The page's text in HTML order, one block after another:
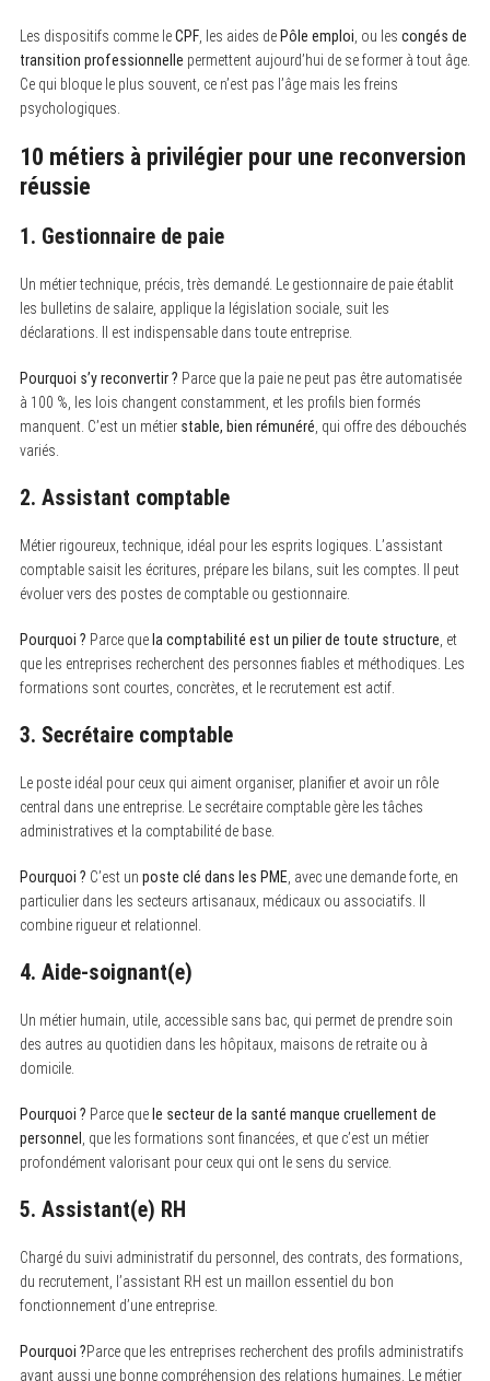
Les dispositifs comme leCPF, les aides dePôle emploi , ou les congés de
transition professionnelle permettent aujourd’hui de se former à tout âge.
Ce qui bloque le plus souvent, ce n’est pas l’âge mais les freins
psychologiques.
10 métiers à privilégier pour une reconversion
réussie
1. Gestionnaire de paie
Un métier technique, précis, très demandé. Le gestionnaire de paie établit
les bulletins de salaire, applique la législation sociale, suit les
déclarations. Il est indispensable dans toute entreprise.
Pourquoi s’y reconvertir ? Parce que la paie ne peut pas être automatisée
à 100 %, les lois changent constamment, et les profils bien formés
manquent. C’est un métier stable, bien rémunéré , qui offre des débouchés
variés.
2. Assistant comptable
Métier rigoureux, technique, idéal pour les esprits logiques. L’assistant
comptable saisit les écritures, prépare les bilans, suit les comptes. Il peut
évoluer vers des postes de comptable ou gestionnaire.
Pourquoi ? Parce quela comptabilité est un pilier de toute structure , et
que les entreprises recherchent des personnes fiables et méthodiques. Les
formations sont courtes, concrètes, et le recrutement est actif.
3. Secrétaire comptable
Le poste idéal pour ceux qui aiment organiser, planifier et avoir un rôle
central dans une entreprise. Le secrétaire comptable gère les tâches
administratives et la comptabilité de base.
Pourquoi ? C’est un poste clé dans les PME , avec une demande forte, en
particulier dans les secteurs artisanaux, médicaux ou associatifs. Il
combine rigueur et relationnel.
4. Aide-soignant(e)
Un métier humain, utile, accessible sans bac, qui permet de prendre soin
des autres au quotidien dans les hôpitaux, maisons de retraite ou à
domicile.
Pourquoi ? Parce quele secteur de la santé manque cruellement de
personnel , que les formations sont financées, et que c’est un métier
profondément valorisant pour ceux qui ont le sens du service.
5. Assistant(e) RH
Chargé du suivi administratif du personnel, des contrats, des formations,
du recrutement, l’assistant RH est un maillon essentiel du bon
fonctionnement d’une entreprise.
Pourquoi ?Parce que les entreprises recherchent des profils administratifs
ayant aussi une bonne compréhension des relations humaines. Le métier
e
c
h
: